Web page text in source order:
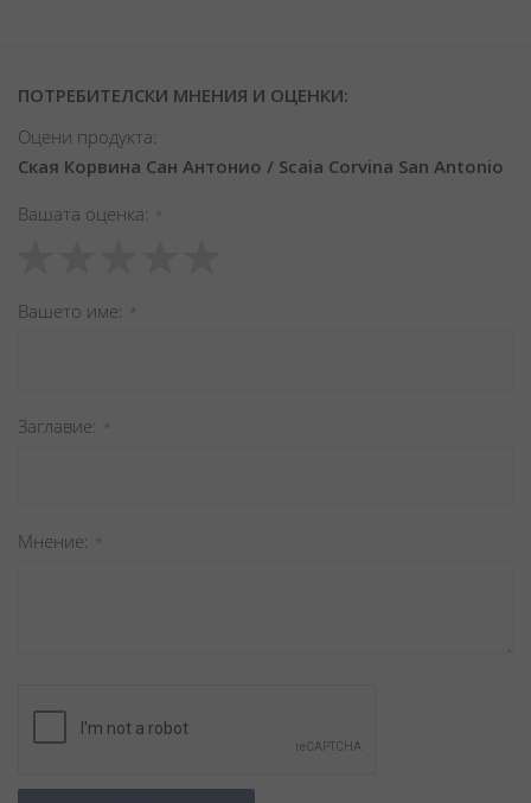
ПОТРЕБИТЕЛСКИ МНЕНИЯ И ОЦЕНКИ:
Оцени продукта:
Ская Корвина Сан Антонио / Scaia Corvina San Antonio
Вашата оценка
star
stars
stars
stars
stars
Вашето име
Заглавиe
Мнение